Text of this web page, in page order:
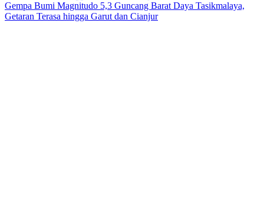
Gempa Bumi Magnitudo 5,3 Guncang Barat Daya Tasikmalaya,
Getaran Terasa hingga Garut dan Cianjur